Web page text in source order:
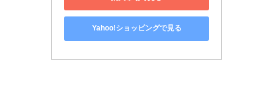
Yahoo!ショッピングで見る